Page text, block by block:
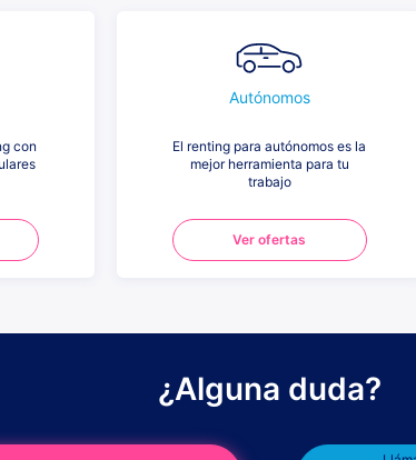
con
Autónomos
El renting para autónomos es la
mejor herramienta para tu
trabajo
Ver ofertas
¿Alguna duda?